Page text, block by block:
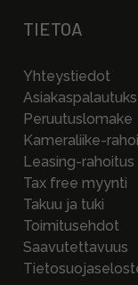
TIETOA
Yhteystiedot
Peruutuslomake
Kameraliike-
Leasing-rahoitus
Tax free myynti
Takuu ja tuki
Toimitusehdot
Saavutettavuus